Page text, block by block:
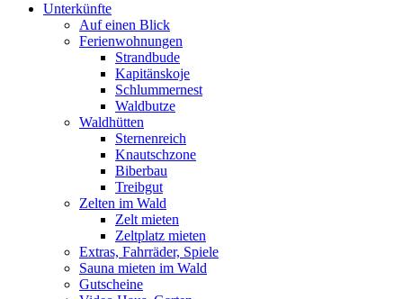
Unterkünfte
Auf einen Blick
Ferienwohnungen
Strandbude
Kapitänskoje
Schlummernest
Waldbutze
Waldhütten
Sternenreich
Knautschzone
Biberbau
Treibgut
Zelten im Wald
Zelt mieten
Zeltplatz mieten
Extras, Fahrräder, Spiele
Sauna mieten im Wald
Gutscheine